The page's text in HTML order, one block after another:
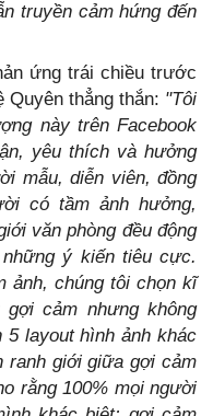
truyền cảm hứng đến
ứng trái chiều trước
Quyên thẳng thắn: "Tôi
này trên Facebook
yêu thích và hưởng
mẫu, diễn viên, đồng
có tầm ảnh hưởng,
văn phòng đều động
ý kiến tiêu cực.
ảnh, chúng tôi chọn kĩ
cảm nhưng không
layout hình ảnh khác
ranh giới giữa gợi cảm
rằng 100% mọi người